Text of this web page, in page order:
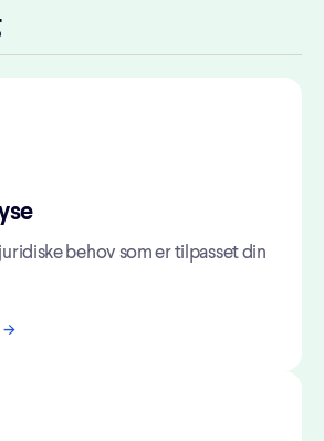
behov som er tilpasset din
>